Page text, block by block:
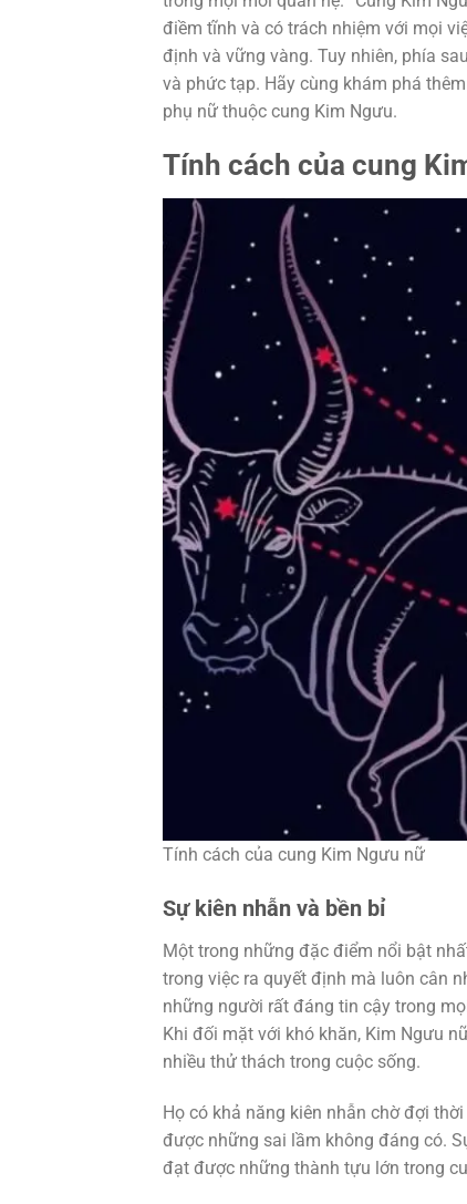
điềm tĩnh và có trách nhiệm với mọi
định và vững vàng. Tuy nhiên, phía
và phức tạp. Hãy cùng khám phá
phụ nữ thuộc cung Kim Ngưu.
Tính cách của cung
Tính cách của cung Kim Ngưu nữ
Sự kiên nhẫn và bền bỉ
Một trong những đặc điểm nổi bật
trong việc ra quyết định mà luôn cân
những người rất đáng tin cậy trong
Khi đối mặt với khó khăn, Kim Ngưu
nhiều thử thách trong cuộc sống.
Họ có khả năng kiên nhẫn chờ đợi
được những sai lầm không đáng có.
đạt được những thành tựu lớn trong